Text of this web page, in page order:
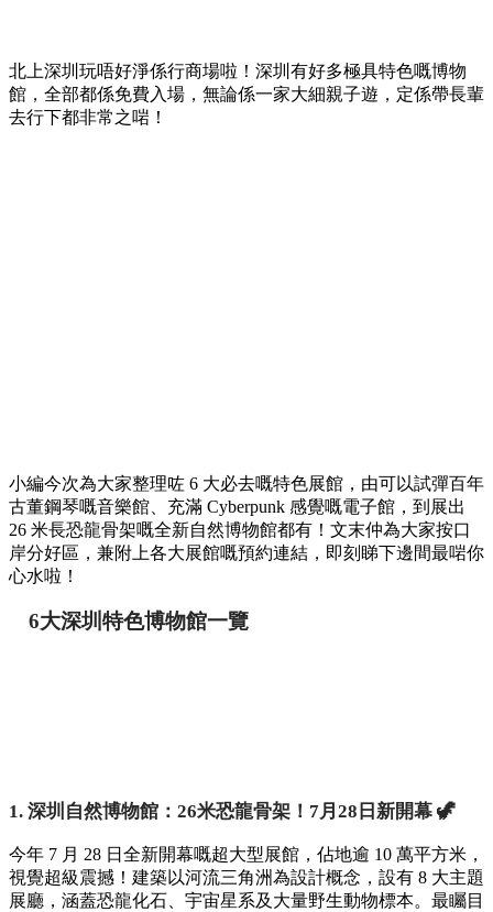
北上深圳玩唔好淨係行商場啦！深圳有好多極具特色嘅博物
館，全部都係免費入場，無論係一家大細親子遊，定係帶長輩
去行下都非常之啱！
小編今次為大家整理咗 6 大必去嘅特色展館，由可以試彈百年
古董鋼琴嘅音樂館、充滿 Cyberpunk 感覺嘅電子館，到展出
26 米長恐龍骨架嘅全新自然博物館都有！文末仲為大家按口
岸分好區，兼附上各大展館嘅預約連結，即刻睇下邊間最啱你
心水啦！
6大深圳特色博物館一覽
1. 深圳自然博物館：26米恐龍骨架！7月28日新開幕 🦖
今年 7 月 28 日全新開幕嘅超大型展館，佔地逾 10 萬平方米，
視覺超級震撼！建築以河流三角洲為設計概念，設有 8 大主題
展廳，涵蓋恐龍化石、宇宙星系及大量野生動物標本。最矚目